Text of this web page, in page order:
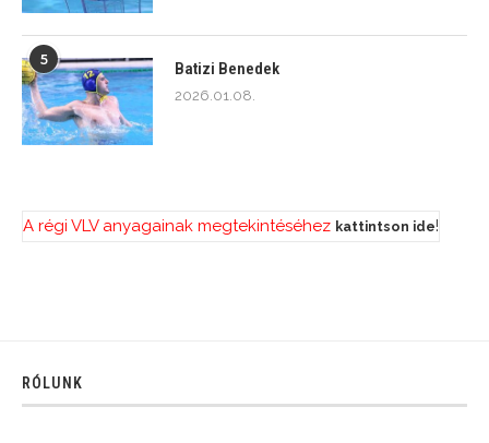
5
Batizi Benedek
2026.01.08.
A régi VLV anyagainak megtekintéséhez kattintson ide!
RÓLUNK